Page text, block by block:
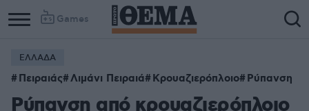
Games
ΕΛΛΑΔΑ
Πειραιάς Λιμάνι Πειραιά Κρουαζιερόπλοιο Ρύπανση
Ρύπανση από κρουαζιερόπλοιο